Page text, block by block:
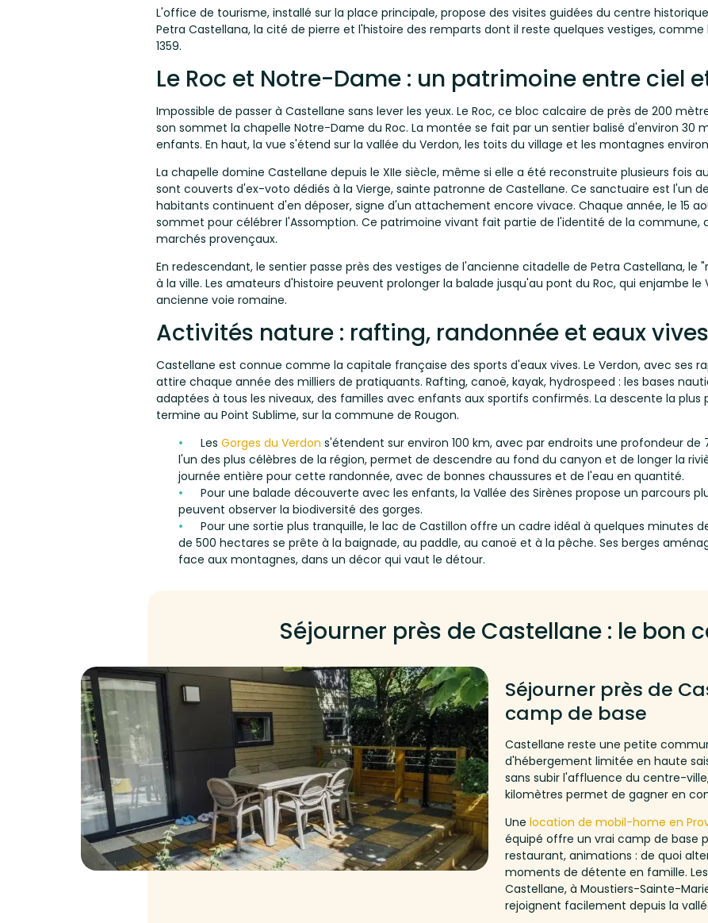
L'office de tourisme, installé sur la place principale, propose des visites guidées du centre
Petra Castellana, la cité de pierre et l'histoire des remparts dont il reste quelques vestiges,
1359.
Le Roc et Notre-Dame : un patrimoine entre ciel
Impossible de passer à Castellane sans lever les yeux. Le Roc, ce bloc calcaire de près de 200
son sommet la chapelle Notre-Dame du Roc. La montée se fait par un sentier balisé d'environ 30
enfants. En haut, la vue s'étend sur la vallée du Verdon, les toits du village et les montagnes
La chapelle domine Castellane depuis le XIIe siècle, même si elle a été reconstruite plusieurs fois
sont couverts d'ex-voto dédiés à la Vierge, sainte patronne de Castellane. Ce sanctuaire est l'un
habitants continuent d'en déposer, signe d'un attachement encore vivace. Chaque année, le 15
sommet pour célébrer l'Assomption. Ce patrimoine vivant fait partie de l'identité de la commune,
marchés provençaux.
En redescendant, le sentier passe près des vestiges de l'ancienne citadelle de Petra Castellana,
à la ville. Les amateurs d'histoire peuvent prolonger la balade jusqu'au pont du Roc, qui enjambe le
ancienne voie romaine.
Activités nature : rafting, randonnée et eaux vives
Castellane est connue comme la capitale française des sports d'eaux vives. Le Verdon, avec ses
attire chaque année des milliers de pratiquants. Rafting, canoë, kayak, hydrospeed : les bases
adaptées à tous les niveaux, des familles avec enfants aux sportifs confirmés. La descente la plus
termine au Point Sublime, sur la commune de Rougon.
Les Gorges du Verdon s'étendent sur environ 100 km, avec par endroits une profondeur de
l'un des plus célèbres de la région, permet de descendre au fond du canyon et de longer la
journée entière pour cette randonnée, avec de bonnes chaussures et de l'eau en quantité.
Pour une balade découverte avec les enfants, la Vallée des Sirènes propose un parcours
peuvent observer la biodiversité des gorges.
Pour une sortie plus tranquille, le lac de Castillon offre un cadre idéal à quelques minutes
de 500 hectares se prête à la baignade, au paddle, au canoë et à la pêche. Ses berges
face aux montagnes, dans un décor qui vaut le détour.
Séjourner près de Castellane : le bon
Séjourner près de
camp de base
Castellane reste une petite
d'hébergement limitée en haute
sans subir l'affluence du centre-
kilomètres permet de gagner en
Une location de mobil-home en
équipé offre un vrai camp de base
restaurant, animations : de quoi
moments de détente en famille.
Castellane, à Moustiers-Sainte-
rejoignent facilement depuis la